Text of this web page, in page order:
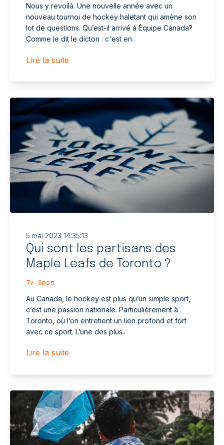
Nous y revoilà. Une nouvelle année avec un
nouveau tournoi de hockey haletant qui amène son
lot de questions. Qu’est-il arrivé à Équipe Canada?
Comme le dit le dicton : c'est en..
Lire la suite
5 mai 2023 14:35:13
Qui sont les partisans des
Maple Leafs de Toronto ?
Tv Sport
Au Canada, le hockey est plus qu’un simple sport,
c’est une passion nationale. Particulièrement à
Toronto, où l’on entretient un lien profond et fort
avec ce sport. L’une des plus..
Lire la suite